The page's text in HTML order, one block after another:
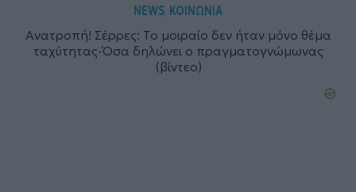
NEWS, ΚΟΙΝΩΝΙΑ
Ανατροπή! Σέρρες: To μοιραίο δεν ήταν μόνο θέμα
ταχύτητας-Όσα δηλώνει ο πραγματογνώμωνας
(βίντεο)